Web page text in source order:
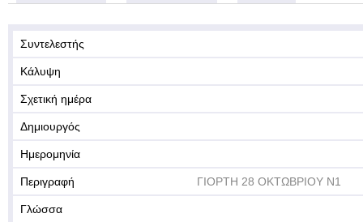
Συντελεστής
Κάλυψη
Σχετική ημέρα
Δημιουργός
Ημερομηνία
Περιγραφή ΓΙΟΡΤΗ 28 ΟΚΤΩΒΡΙΟΥ Ν1
Γλώσσα